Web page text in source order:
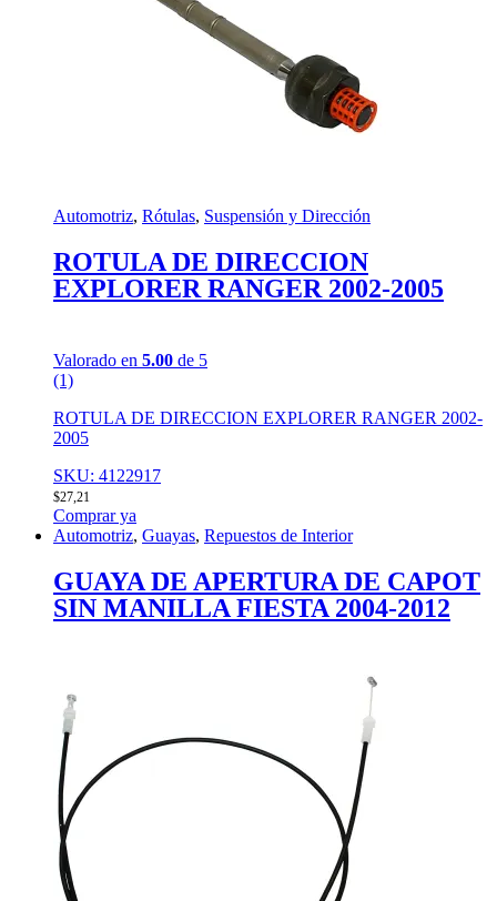
Automotriz, Rótulas, Suspensión y Dirección
ROTULA DE DIRECCION
EXPLORER RANGER 2002-2005
Valorado en 5.00 de 5
(1)
ROTULA DE DIRECCION EXPLORER RANGER 2002-
2005
SKU: 4122917
$27,21
Comprar ya
Automotriz, Guayas, Repuestos de Interior
GUAYA DE APERTURA DE CAPOT
SIN MANILLA FIESTA 2004-2012